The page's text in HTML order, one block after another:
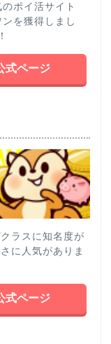
ポイ活サイト
を獲得しまし
式ページ
ラスに知名度が
に人気がありま
式ページ